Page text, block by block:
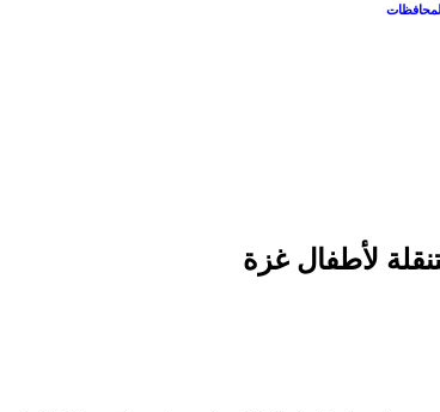
لأطفال غزة